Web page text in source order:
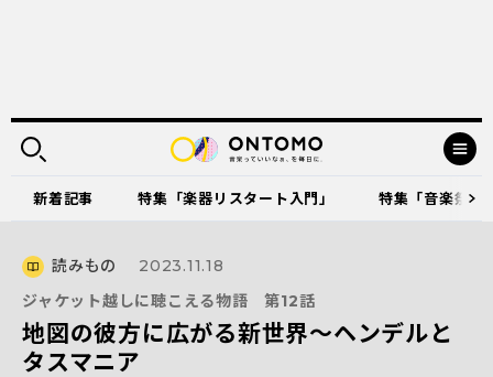
新着記事 特集「楽器リスタート入門」 特集「音楽祭
読みもの
2023.11.18
ジャケット越しに聴こえる物語 第12話
地図の彼方に広がる新世界〜ヘンデルと
タスマニア